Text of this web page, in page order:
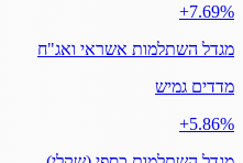
‎+7.69%
מגדל השתלמות אשראי ואג"ח
מדדים גמיש
‎+5.86%